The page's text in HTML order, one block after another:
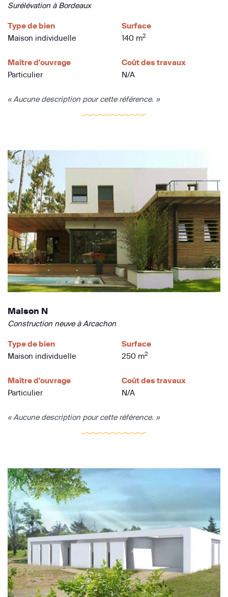
Surélévation à Bordeaux
Type de bien
Maison individuelle
Surface
140 m2
Maître d'ouvrage
Particulier
Coût des travaux
N/A
« Aucune description pour cette référence. »
Maison N
Construction neuve à Arcachon
Type de bien
Maison individuelle
Surface
250 m2
Maître d'ouvrage
Particulier
Coût des travaux
N/A
« Aucune description pour cette référence. »